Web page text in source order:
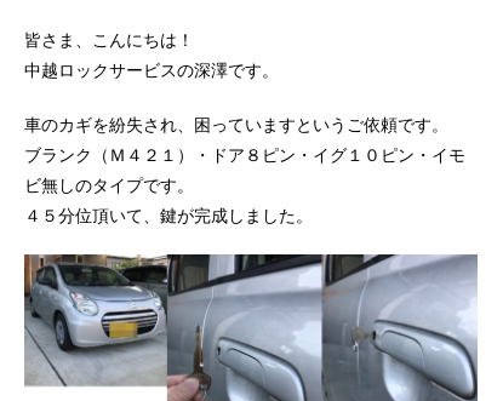
皆さま、こんにちは！
中越ロックサービスの深澤です。
車のカギを紛失され、困っていますというご依頼です。
ブランク（Ｍ４２１）・ドア８ピン・イグ１０ピン・イモ
ビ無しのタイプです。
４５分位頂いて、鍵が完成しました。